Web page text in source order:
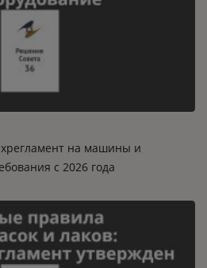
на машины и
с 2026 года